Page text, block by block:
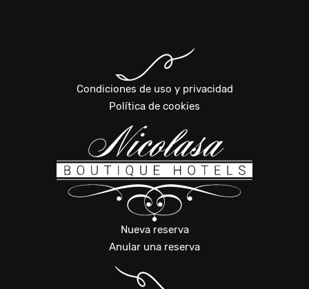
Condiciones de uso y privacidad
Política de cookies
Nueva reserva
Anular una reserva